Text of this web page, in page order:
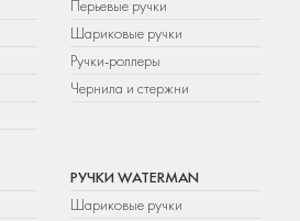
Перьевые ручки
Шариковые ручки
Ручки-роллеры
Чернила и стержни
РУЧКИ WATERMAN
Шариковые ручки